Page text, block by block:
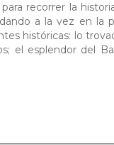
recorrer la
a la vez en la
históricas: lo
el esplendor del